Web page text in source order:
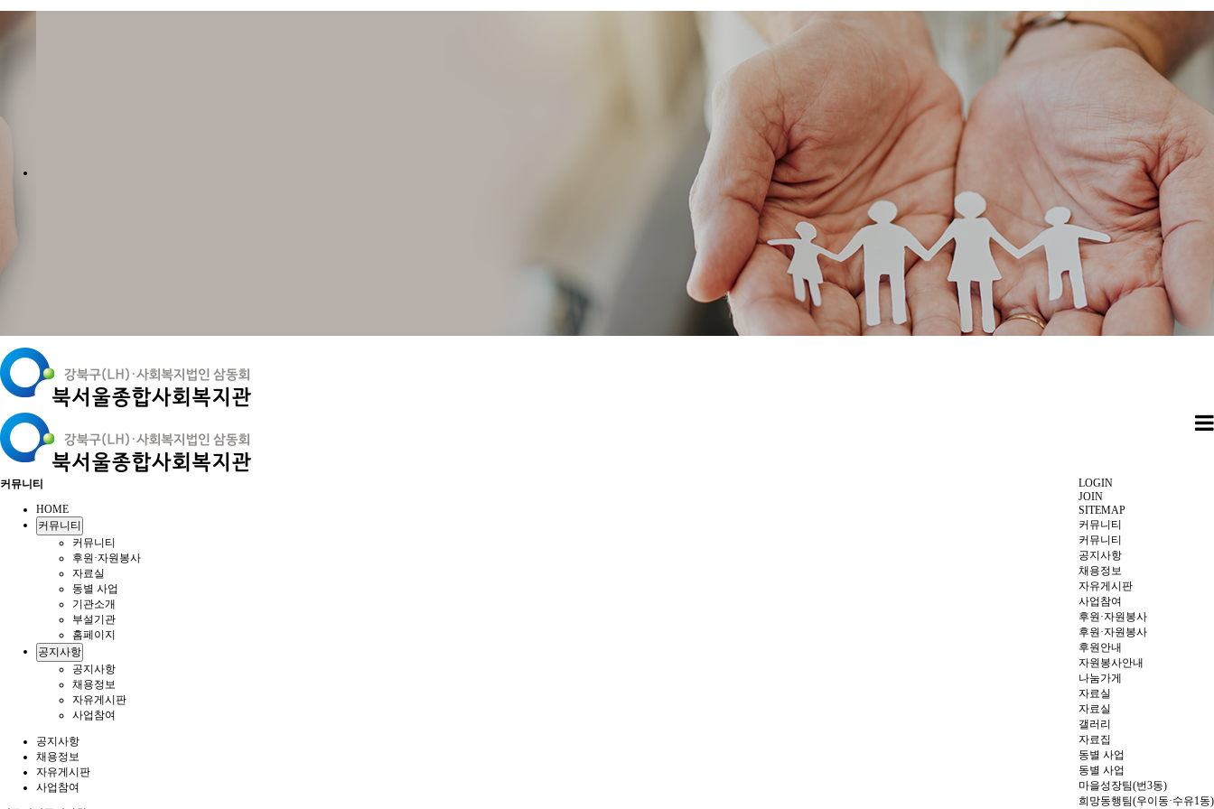
LOGIN
JOIN
SITEMAP
커뮤니티
커뮤니티
공지사항
채용정보
자유게시판
사업참여
후원·자원봉사
후원·자원봉사
후원안내
자원봉사안내
나눔가게
자료실
자료실
갤러리
자료집
동별 사업
동별 사업
마을성장팀(번3동)
희망동행팀(우이동·수유1동)
커뮤니티
HOME
커뮤니티
커뮤니티
후원·자원봉사
자료실
동별 사업
기관소개
부설기관
홈페이지
공지사항
공지사항
채용정보
자유게시판
사업참여
공지사항
채용정보
자유게시판
사업참여